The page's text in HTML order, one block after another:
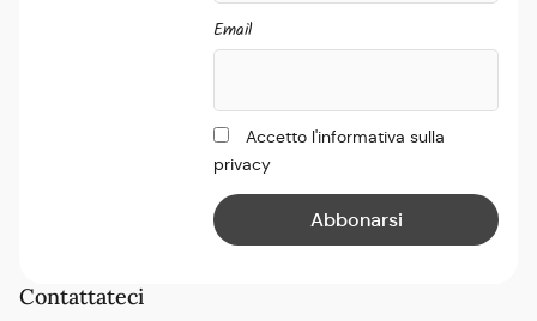
Contattateci
Email
Accetto l'informativa sulla
privacy